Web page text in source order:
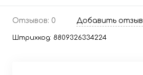
Отзывов: 0 Добавить отзыв
Штрихкод: 8809326334224